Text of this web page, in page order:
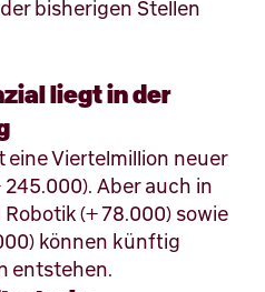
bisherigen Stellen
liegt in der
eine Viertelmillion neuer
Aber auch in
(+ 78.000) sowie
können künftig
entstehen.